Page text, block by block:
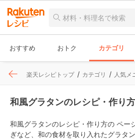
おすすめ おトク カテゴリ
楽天レシピトップ カテゴリ 人気メ
和風グラタンのレシピ・作り方
和風グラタンのレシピ・作り方の ペー
ぎなど、和の食材を取り入れたグラタ